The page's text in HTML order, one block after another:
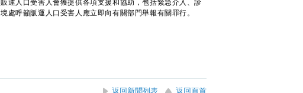
運人口受害人會獲提供各項支援和協助，包括緊急介入、診
處呼籲販運人口受害人應立即向有關部門舉報有關罪行。
返回新聞列表 返回頁首